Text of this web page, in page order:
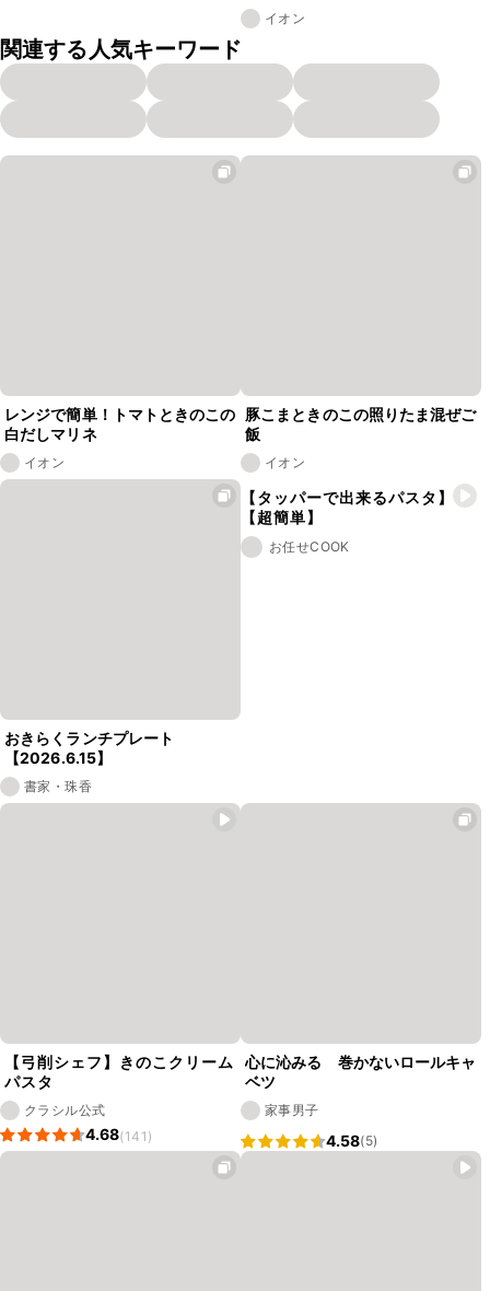
イオン
関連する人気キーワード
レンジで簡単！トマトときのこの
白だしマリネ
イオン
豚こまときのこの照りたま混ぜご
飯
イオン
おきらくランチプレート
【2026.6.15】
書家・珠香
【タッパーで出来るパスタ】
【超簡単】
お任せCOOK
【弓削シェフ】きのこクリーム
パスタ
クラシル公式
4.68(141)
心に沁みる 巻かないロールキャ
ベツ
家事男子
4.58(5)